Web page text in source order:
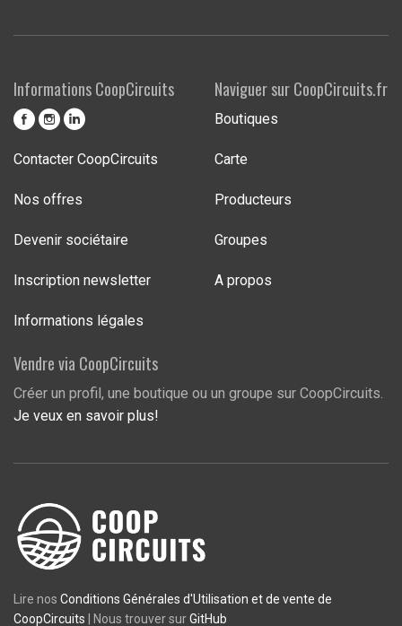
Informations CoopCircuits
Contacter CoopCircuits
Nos offres
Devenir sociétaire
Inscription newsletter
Informations légales
Naviguer sur CoopCircuits.fr
Boutiques
Carte
Producteurs
Groupes
A propos
Vendre via CoopCircuits
Créer un profil, une boutique ou un groupe sur CoopCircuits.
Je veux en savoir plus!
Lire nos Conditions Générales d'Utilisation et de vente de
CoopCircuits | Nous trouver surGitHub